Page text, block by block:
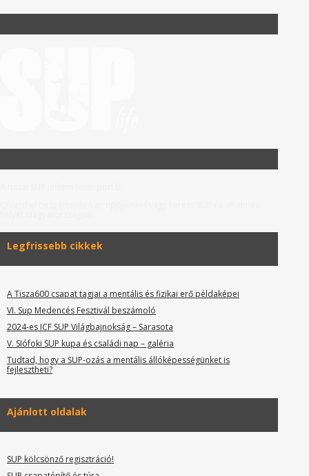
Legfrissebb cikkek
A Tisza600 csapat tagjai a mentális és fizikai erő példaképei
VI. Sup Medencés Fesztivál beszámoló
2024-es ICF SUP Világbajnokság – Sarasota
V. SIófoki SUP kupa és családi nap – galéria
Tudtad, hogy a SUP-ozás a mentális állóképességünket is
fejlesztheti?
Ajánlott oldalak
SUP kölcsönző regisztráció!